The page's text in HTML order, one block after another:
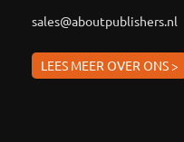
sales@aboutpublishers.nl
LEES MEER OVER ONS >